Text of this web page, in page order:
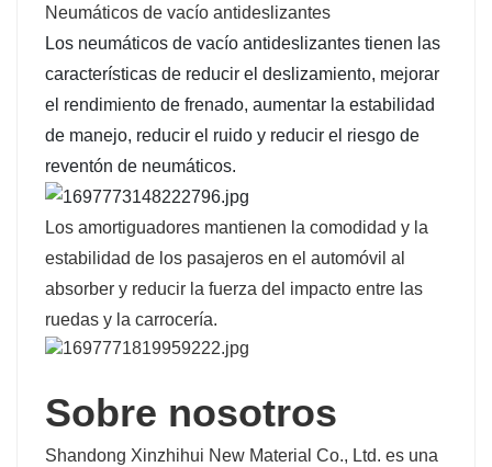
Neumáticos de vacío antideslizantes
Los neumáticos de vacío antideslizantes tienen las
características de reducir el deslizamiento, mejorar
el rendimiento de frenado, aumentar la estabilidad
de manejo, reducir el ruido y reducir el riesgo de
reventón de neumáticos.
Los amortiguadores mantienen la comodidad y la
estabilidad de los pasajeros en el automóvil al
absorber y reducir la fuerza del impacto entre las
ruedas y la carrocería.
Sobre nosotros
Shandong Xinzhihui New Material Co., Ltd. es una